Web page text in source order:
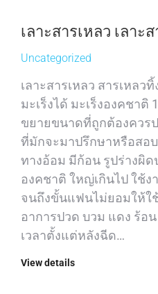
เลาะสารเหลว เลาะ
Uncategorized
เลาะสารเหลว สารเหลว
มะเร็งได้ มะเร็งองคชาติ
ขยายขนาดที่ถูกต้องควร
ที่มักจะมาปรึกษาหรือสอ
ทางอ้อม มีก้อน รูปร่างผิ
องคชาติ ใหญ่เกินไป ใช้ง
จนถึงขั้นแฟนไม่ยอมให้ใ
อาการปวด บวม แดง ร้อ
เวลาตั้งแต่หลังฉีด…
View details